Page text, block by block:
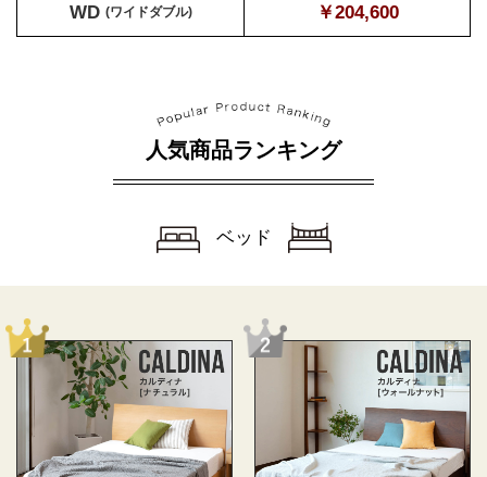
WD (ワイドダブル) ￥204,600
人気商品ランキング
ベッド